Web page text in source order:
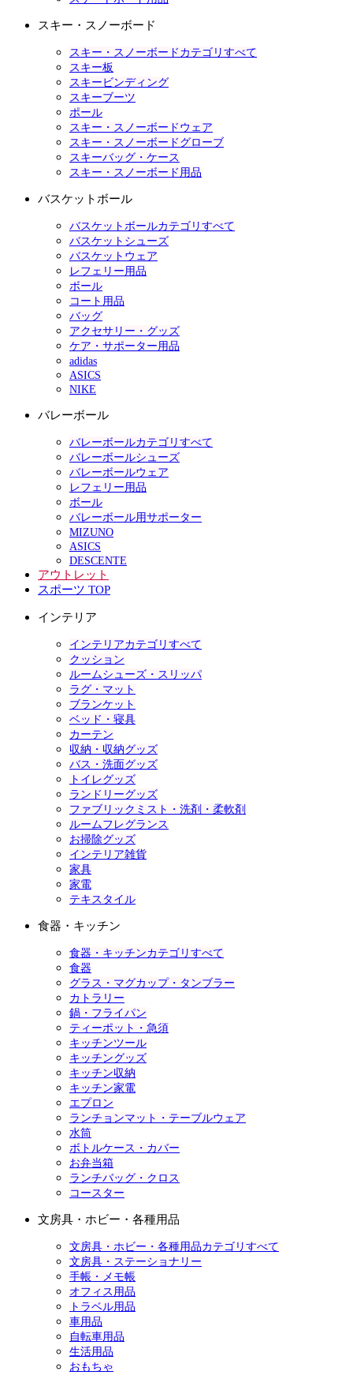
スキー・スノーボード
スキー・スノーボードカテゴリすべて
スキー板
スキービンディング
スキーブーツ
ポール
スキー・スノーボードウェア
スキー・スノーボードグローブ
スキーバッグ・ケース
スキー・スノーボード用品
バスケットボール
バスケットボールカテゴリすべて
バスケットシューズ
バスケットウェア
レフェリー用品
ボール
コート用品
バッグ
アクセサリー・グッズ
ケア・サポーター用品
adidas
ASICS
NIKE
バレーボール
バレーボールカテゴリすべて
バレーボールシューズ
バレーボールウェア
レフェリー用品
ボール
バレーボール用サポーター
MIZUNO
ASICS
DESCENTE
アウトレット
スポーツ TOP
インテリア
インテリアカテゴリすべて
クッション
ルームシューズ・スリッパ
ラグ・マット
ブランケット
ベッド・寝具
カーテン
収納・収納グッズ
バス・洗面グッズ
トイレグッズ
ランドリーグッズ
ファブリックミスト・洗剤・柔軟剤
ルームフレグランス
お掃除グッズ
インテリア雑貨
家具
家電
テキスタイル
食器・キッチン
食器・キッチンカテゴリすべて
食器
グラス・マグカップ・タンブラー
カトラリー
鍋・フライパン
ティーポット・急須
キッチンツール
キッチングッズ
キッチン収納
キッチン家電
エプロン
ランチョンマット・テーブルウェア
水筒
ボトルケース・カバー
お弁当箱
ランチバッグ・クロス
コースター
文房具・ホビー・各種用品
文房具・ホビー・各種用品カテゴリすべて
文房具・ステーショナリー
手帳・メモ帳
オフィス用品
トラベル用品
車用品
自転車用品
生活用品
おもちゃ